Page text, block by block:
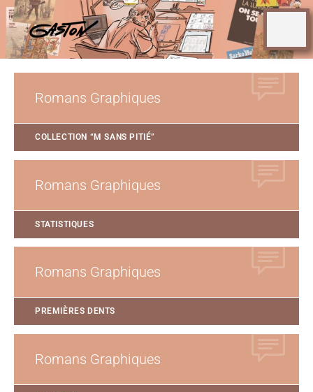
Romans Graphiques
COLLECTION “M SANS PITIÉ”
Romans Graphiques
STATISTIQUES
Romans Graphiques
PREMIÈRES DENTS
Romans Graphiques